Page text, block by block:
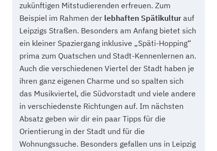
zukünftigen Mitstudierenden erfreuen. Zum
Beispiel im Rahmen der lebhaften Spätikultur auf
Leipzigs Straßen. Besonders am Anfang bietet sich
ein kleiner Spaziergang inklusive „Späti-Hopping“
prima zum Quatschen und Stadt-Kennenlernen an.
Auch die verschiedenen Viertel der Stadt haben je
ihren ganz eigenen Charme und so spalten sich
das Musikviertel, die Südvorstadt und viele andere
in verschiedenste Richtungen auf. Im nächsten
Absatz geben wir dir ein paar Tipps für die
Orientierung in der Stadt und für die
Wohnungssuche. Besonders gefallen uns in Leipzig